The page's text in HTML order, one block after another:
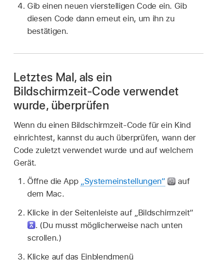
Gib einen neuen vierstelligen Code ein. Gib
diesen Code dann erneut ein, um ihn zu
bestätigen.
Letztes Mal, als ein
Bildschirmzeit-Code verwendet
wurde, überprüfen
Wenn du einen Bildschirmzeit-Code für ein Kind
einrichtest, kannst du auch überprüfen, wann der
Code zuletzt verwendet wurde und auf welchem
Gerät.
Öffne die App „Systemeinstellungen“
auf
dem Mac.
Klicke in der Seitenleiste auf „Bildschirmzeit“
. (Du musst möglicherweise nach unten
scrollen.)
Klicke auf das Einblendmenü